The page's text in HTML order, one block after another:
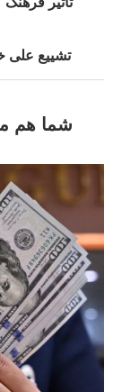
تشییع علی
شما هم